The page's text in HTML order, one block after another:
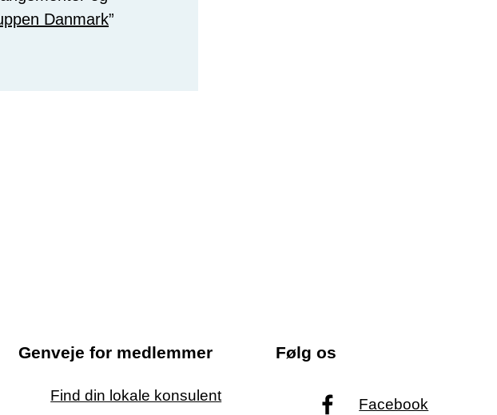
Danmark”
Genveje for medlemmer
Find din lokale konsulent
Følg os
Facebook